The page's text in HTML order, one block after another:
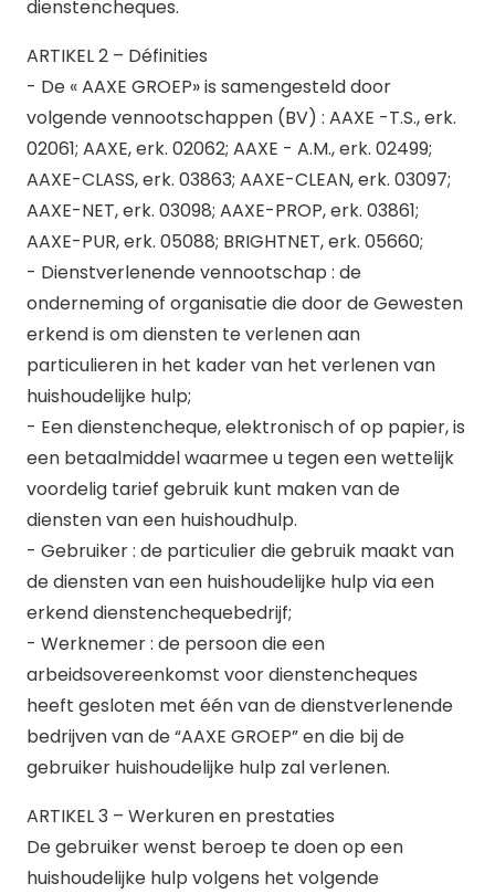
dienstencheques.
ARTIKEL 2 – Définities
- De « AAXE GROEP» is samengesteld door
volgende vennootschappen (BV) : AAXE -T.S., erk.
02061; AAXE, erk. 02062; AAXE - A.M., erk. 02499;
AAXE-CLASS, erk. 03863; AAXE-CLEAN, erk. 03097;
AAXE-NET, erk. 03098; AAXE-PROP, erk. 03861;
AAXE-PUR, erk. 05088; BRIGHTNET, erk. 05660;
- Dienstverlenende vennootschap : de
onderneming of organisatie die door de Gewesten
erkend is om diensten te verlenen aan
particulieren in het kader van het verlenen van
huishoudelijke hulp;
- Een dienstencheque, elektronisch of op papier, is
een betaalmiddel waarmee u tegen een wettelijk
voordelig tarief gebruik kunt maken van de
diensten van een huishoudhulp.
- Gebruiker : de particulier die gebruik maakt van
de diensten van een huishoudelijke hulp via een
erkend dienstenchequebedrijf;
- Werknemer : de persoon die een
arbeidsovereenkomst voor dienstencheques
heeft gesloten met één van de dienstverlenende
bedrijven van de “AAXE GROEP” en die bij de
gebruiker huishoudelijke hulp zal verlenen.
ARTIKEL 3 – Werkuren en prestaties
De gebruiker wenst beroep te doen op een
huishoudelijke hulp volgens het volgende